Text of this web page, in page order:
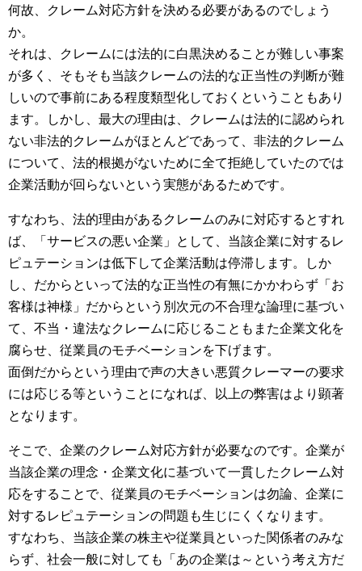
何故、クレーム対応方針を決める必要があるのでしょう
か。
それは、クレームには法的に白黒決めることが難しい事案
が多く、そもそも当該クレームの法的な正当性の判断が難
しいので事前にある程度類型化しておくということもあり
ます。しかし、最大の理由は、クレームは法的に認められ
ない非法的クレームがほとんどであって、非法的クレーム
について、法的根拠がないために全て拒絶していたのでは
企業活動が回らないという実態があるためです。
すなわち、法的理由があるクレームのみに対応するとすれ
ば、「サービスの悪い企業」として、当該企業に対するレ
ピュテーションは低下して企業活動は停滞します。しか
し、だからといって法的な正当性の有無にかかわらず「お
客様は神様」だからという別次元の不合理な論理に基づい
て、不当・違法なクレームに応じることもまた企業文化を
腐らせ、従業員のモチベーションを下げます。
面倒だからという理由で声の大きい悪質クレーマーの要求
には応じる等ということになれば、以上の弊害はより顕著
となります。
そこで、企業のクレーム対応方針が必要なのです。企業が
当該企業の理念・企業文化に基づいて一貫したクレーム対
応をすることで、従業員のモチベーションは勿論、企業に
対するレピュテーションの問題も生じにくくなります。
すなわち、当該企業の株主や従業員といった関係者のみな
らず、社会一般に対しても「あの企業は～という考え方だ